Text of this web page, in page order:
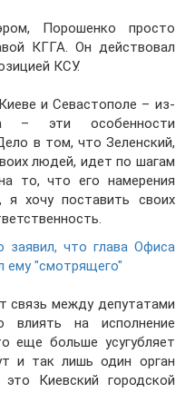
Порошенко просто
КГГА. Он действовал
КСУ.
и Севастополе – из-
– эти особенности
в том, что Зеленский,
людей, идет по шагам
то, что его намерения
хочу поставить своих
заявил, что глава Офиса
ему "смотрящего"
связь между депутатами
на исполнение
еще больше усугубляет
и так лишь один орган
Киевский городской